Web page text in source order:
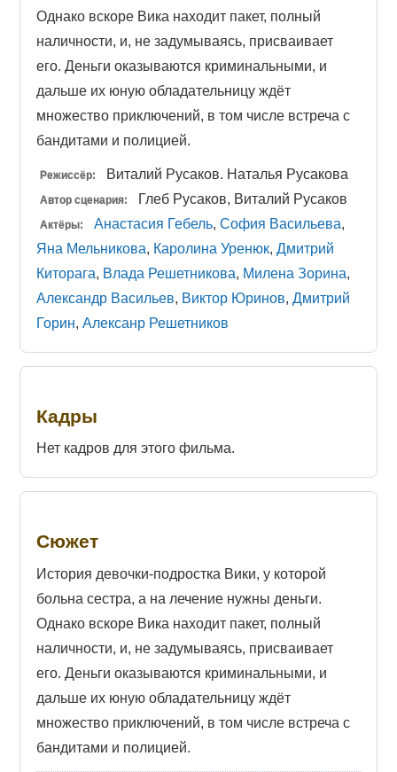
Однако вскоре Вика находит пакет, полный
наличности, и, не задумываясь, присваивает
его. Деньги оказываются криминальными, и
дальше их юную обладательницу ждёт
множество приключений, в том числе встреча с
бандитами и полицией.
Режиссёр: Виталий Русаков. Наталья Русакова
Автор сценария: Глеб Русаков, Виталий Русаков
Актёры: Анастасия Гебель,София Васильева,
Яна Мельникова, Каролина Уренюк,Дмитрий
Киторага, Влада Решетникова, Милена Зорина,
Александр Васильев, Виктор Юринов,Дмитрий
Горин,Алексанр Решетников
Кадры
Нет кадров для этого фильма.
Сюжет
История девочки-подростка Вики, у которой
больна сестра, а на лечение нужны деньги.
Однако вскоре Вика находит пакет, полный
наличности, и, не задумываясь, присваивает
его. Деньги оказываются криминальными, и
дальше их юную обладательницу ждёт
множество приключений, в том числе встреча с
бандитами и полицией.